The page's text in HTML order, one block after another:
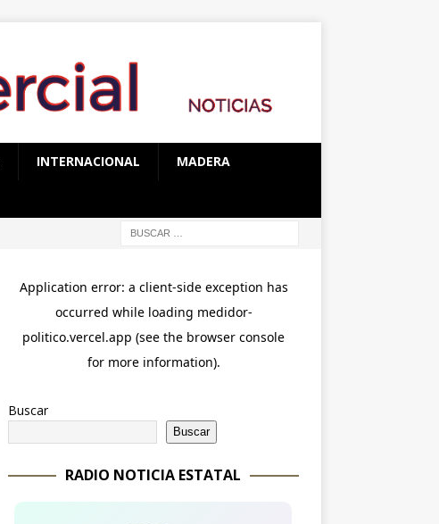
INTERNACIONAL MADERA
Buscar
Buscar
RADIO NOTICIA ESTATAL